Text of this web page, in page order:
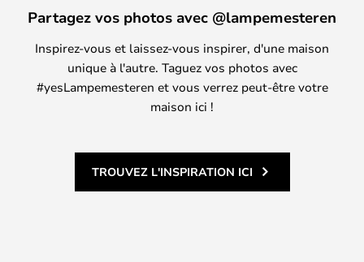
Partagez vos photos avec @lampemesteren
Inspirez-vous et laissez-vous inspirer, d'une maison
unique à l'autre. Taguez vos photos avec
#yesLampemesteren et vous verrez peut-être votre
maison ici !
TROUVEZ L'INSPIRATION ICI